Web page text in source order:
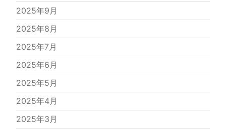
2025年9月
2025年8月
2025年7月
2025年6月
2025年5月
2025年4月
2025年3月